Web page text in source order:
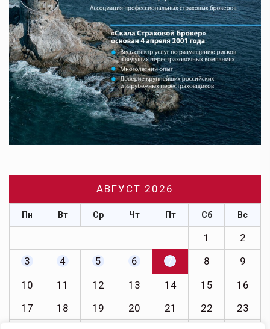
АВГУСТ 2026
Пн Вт Ср Чт Пт Сб Вс
1
2
3
4 5 6 7 8
9
10
11 12 13 14 15
16
17
18 19 20 21 22
23